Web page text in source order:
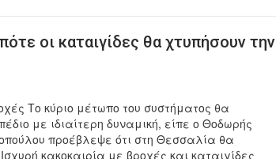
οι καταιγίδες θα χτυπήσουν την
Το κύριο μέτωπο του συστήματος θα
με ιδιαίτερη δυναμική, είπε ο Θοδωρής
προέβλεψε ότι στη Θεσσαλία θα
κακοκαιρία με βροχές και καταιγίδες